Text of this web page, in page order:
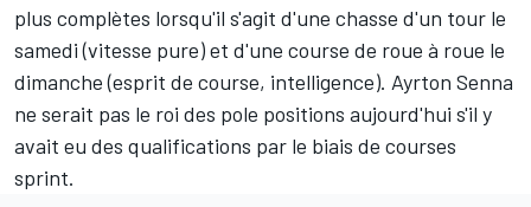
plus complètes lorsqu'il s'agit d'une chasse d'un tour le
samedi (vitesse pure) et d'une course de roue à roue le
dimanche (esprit de course, intelligence). Ayrton Senna
ne serait pas le roi des pole positions aujourd'hui s'il y
avait eu des qualifications par le biais de courses
sprint.